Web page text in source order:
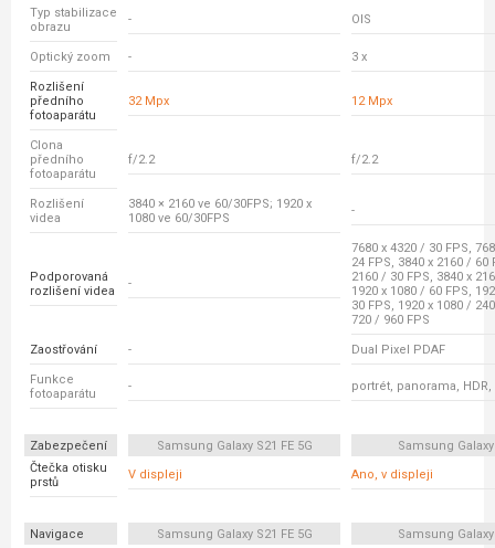
Typ stabilizace
obrazu
- OIS
Optický zoom - 3 x
Rozlišení
předního
fotoaparátu
32 Mpx 12 Mpx
Clona
předního
fotoaparátu
f/2.2 f/2.2
Rozlišení
videa
3840 × 2160 ve 60/30FPS; 1920 x
1080 ve 60/30FPS
-
Podporovaná
rozlišení videa
-
7680 x 4320 / 30 FPS,
24 FPS, 3840 x 2160 / 60
2160 / 30 FPS, 3840 x
1920 x 1080 / 60 FPS,
30 FPS, 1920 x 1080 /
720 / 960 FPS
Zaostřování - Dual Pixel PDAF
Funkce
fotoaparátu
- portrét, panorama,
Zabezpečení Samsung Galaxy S21 FE 5G
Samsung Galaxy
Čtečka otisku
prstů
V displeji Ano, v displeji
Navigace Samsung Galaxy S21 FE 5G
Samsung Galaxy